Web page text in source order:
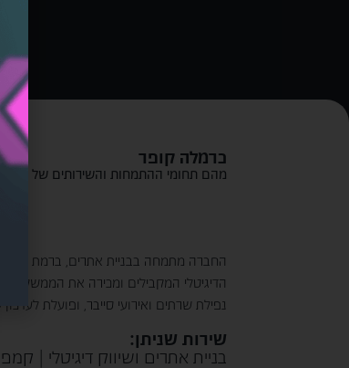
כרמלה קופר
מהם תחומי ההתמחות והשירותים של
החברה מתמחה בבניית אתרים, ברמת עיצוב
נפילת שרתים ואירועי סייבר, ופועלת
שירות שניתן:
בניית אתרים ושיווק דיגיטלי |